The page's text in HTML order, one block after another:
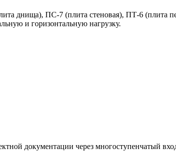
днища), ПС-7 (плита стеновая), ПТ-6 (плита
и горизонтальную нагрузку.
документации через многоступенчатый